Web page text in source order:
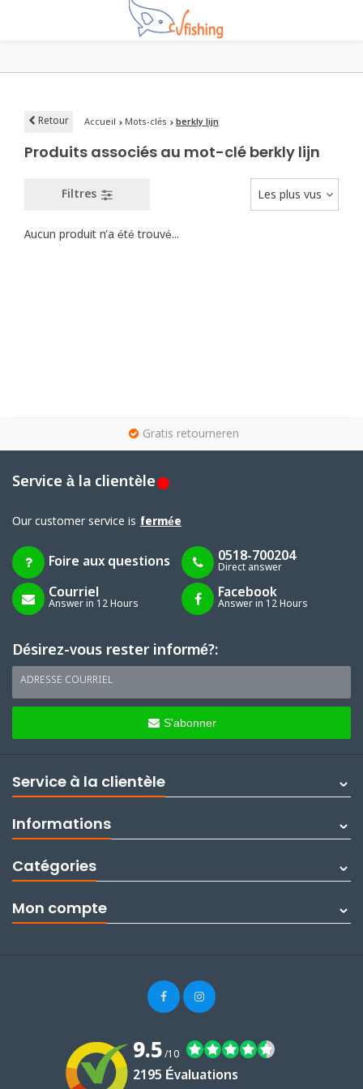
Retour Accueil Mots-clés berkly lijn
Produits associés au mot-clé berkly lijn
Filtres Les plus vus
Aucun produit n'a été trouvé...
Gratis retourneren
Service à la clientèle
Our customer service is fermée
Foire aux questions 0518-700204
Direct answer
Courriel
Answer in 12 Hours
Facebook
Answer in 12 Hours
Désirez-vous rester informé?:
ADRESSE COURRIEL
S'abonner
Service à la clientèle
Informations
Catégories
Mon compte
9.5/10
2195 Évaluations